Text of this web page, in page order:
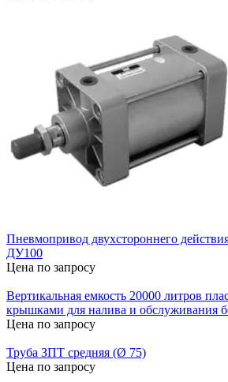
Пневмопривод двухстороннего
ДУ100
Цена по запросу
Вертикальная емкость 20000 литров
крышками для налива и обслуживания
Цена по запросу
Труба ЗПТ средняя (Ø 75)
Цена по запросу